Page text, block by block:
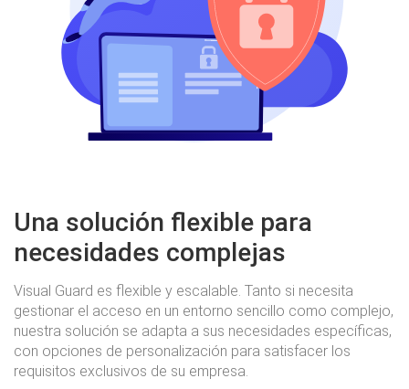
Una solución flexible para
necesidades complejas
Visual Guard es flexible y escalable. Tanto si necesita
gestionar el acceso en un entorno sencillo como complejo,
nuestra solución se adapta a sus necesidades específicas,
con opciones de personalización para satisfacer los
requisitos exclusivos de su empresa.